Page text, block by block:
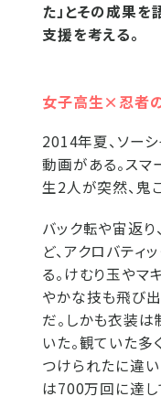
た」とその成果を
支援を考える。
女子高生×忍者
2014年夏、ソー
動画がある。スマ
生2人が突然、鬼
バック転や宙返
ど、アクロバティ
る。けむり玉やマ
やかな技も飛び
だ。しかも衣装
いた。観ていた多
つけられたに違
は700万回に達し